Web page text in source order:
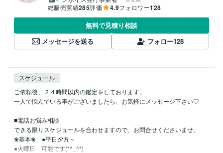
総販売実績285評価 4.9フォロワー128
無料で見積り相談
メッセージを送る
フォロー128
スケジュール
ご依頼後、２４時間以内の鑑定をしております。
一人で悩んでいる事がございましたら、お気軽にメッセージ下さい♡
■電話お悩み相談
できる限りスケジュールを合わせますので、お問合せくださいませ。
❀基本❀　●平日夕方～
●火曜日　可能です(*^_^*)